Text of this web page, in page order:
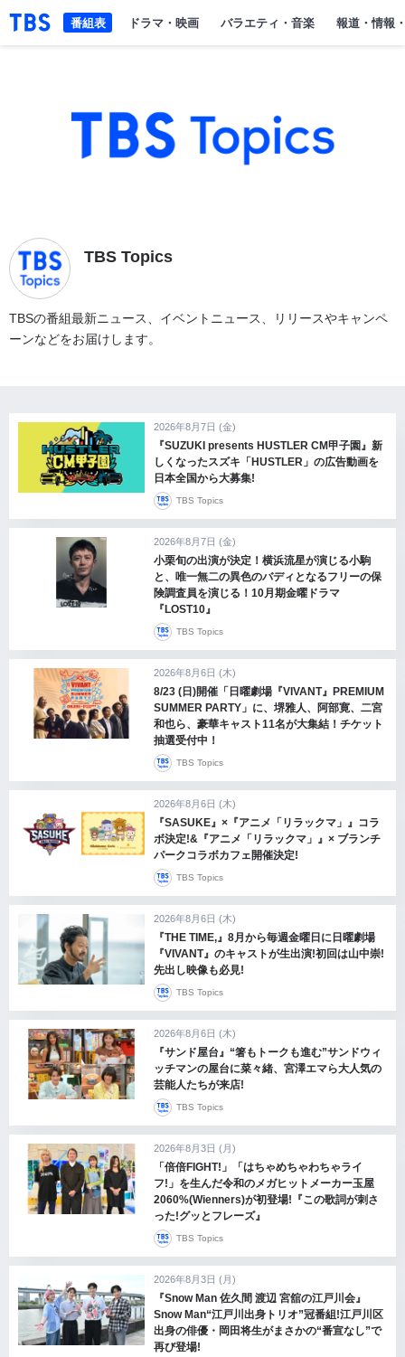
「TBSテレビ」トップページ
ドラマ・映画 バラエティ・音楽 報道・情報
番組表
TBS Topics
TBSの番組最新ニュース、イベントニュース、リリースやキャンペ
ーンなどをお届けします。
2026年8月7日 (金)
『SUZUKI presents HUSTLER CM甲子園』新
しくなったスズキ「HUSTLER」の広告動画を
日本全国から大募集!
TBS Topics
2026年8月7日 (金)
小栗旬の出演が決定！横浜流星が演じる小駒
と、唯一無二の異色のバディとなるフリーの保
険調査員を演じる！10月期金曜ドラマ
『LOST10』
TBS Topics
2026年8月6日 (木)
8/23 (日)開催「日曜劇場『VIVANT』PREMIUM
SUMMER PARTY」に、堺雅人、阿部寛、二宮
和也ら、豪華キャスト11名が大集結！チケット
抽選受付中！
TBS Topics
2026年8月6日 (木)
『SASUKE』×『アニメ「リラックマ」』コラ
ボ決定!&『アニメ「リラックマ」』× ブランチ
パークコラボカフェ開催決定!
TBS Topics
2026年8月6日 (木)
『THE TIME,』8月から毎週金曜日に日曜劇場
『VIVANT』のキャストが生出演!初回は山中崇!
先出し映像も必見!
TBS Topics
2026年8月6日 (木)
『サンド屋台』“箸もトークも進む”サンドウィ
ッチマンの屋台に菜々緒、宮澤エマら大人気の
芸能人たちが来店!
TBS Topics
2026年8月3日 (月)
「倍倍FIGHT!」「はちゃめちゃわちゃライ
フ!」を生んだ令和のメガヒットメーカー玉屋
2060%(Wienners)が初登場!『この歌詞が刺さ
った!グッとフレーズ』
TBS Topics
2026年8月3日 (月)
『Snow Man 佐久間 渡辺 宮舘の江戸川会』
Snow Man“江戸川出身トリオ”冠番組!江戸川区
出身の俳優・岡田将生がまさかの“番宣なし”で
再び登場!